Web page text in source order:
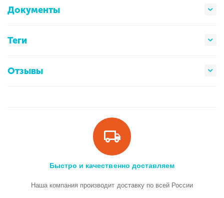
Документы
Теги
Отзывы
Быстро и качественно доставляем
Наша компания производит доставку по всей России